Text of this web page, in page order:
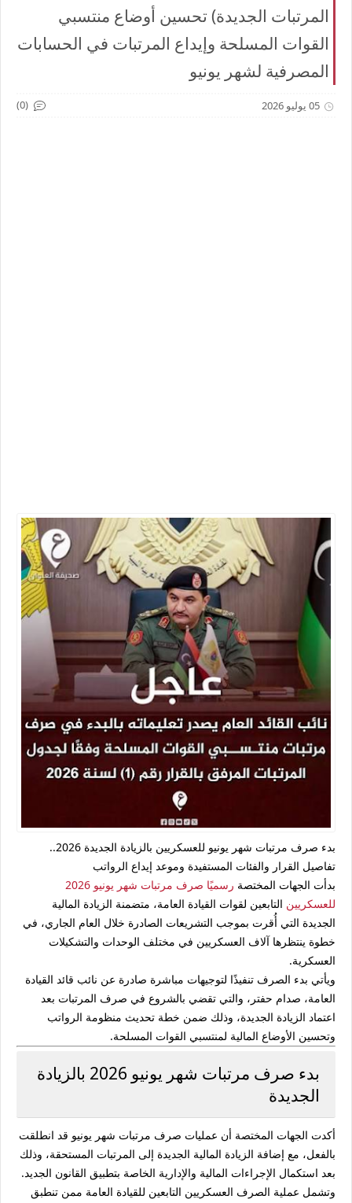
المرتبات الجديدة) تحسين أوضاع منتسبي
القوات المسلحة وإيداع المرتبات في الحسابات
المصرفية لشهر يونيو
05 يوليو 2026 (0)
بدء صرف مرتبات شهر يونيو للعسكريين بالزيادة الجديدة 2026..
تفاصيل القرار والفئات المستفيدة وموعد إيداع الرواتب
بدأت الجهات المختصة رسميًا صرف
مرتبات شهر يونيو 2026
للعسكريين التابعين لقوات القيادة العامة، متضمنة الزيادة المالية
الجديدة التي أُقرت بموجب التشريعات الصادرة خلال العام الجاري، في
خطوة ينتظرها آلاف العسكريين في مختلف الوحدات والتشكيلات
العسكرية.
ويأتي بدء الصرف تنفيذًا لتوجيهات مباشرة صادرة عن نائب قائد القيادة
العامة، صدام حفتر ، والتي تقضي بالشروع في صرف المرتبات بعد
اعتماد الزيادة الجديدة، وذلك ضمن خطة تحديث منظومة الرواتب
وتحسين الأوضاع المالية لمنتسبي القوات المسلحة.
بدء صرف مرتبات شهر يونيو 2026 بالزيادة
الجديدة
أكدت الجهات المختصة أن عمليات صرف مرتبات شهر يونيو قد انطلقت
بالفعل، مع إضافة الزيادة المالية الجديدة إلى المرتبات المستحقة، وذلك
بعد استكمال الإجراءات المالية والإدارية الخاصة بتطبيق القانون الجديد.
وتشمل عملية الصرف العسكريين التابعين للقيادة العامة ممن تنطبق